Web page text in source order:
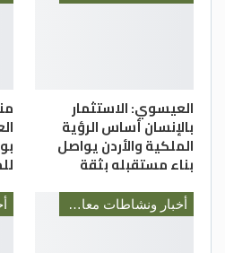
العيسوي: الاستثمار
بالإنسان أساس الرؤية
الملكية والأردن يواصل
بناء مستقبله بثقة
أخبار ونشاطات معالي رئيس الديوان الملكي السيد يوسف العيسوي